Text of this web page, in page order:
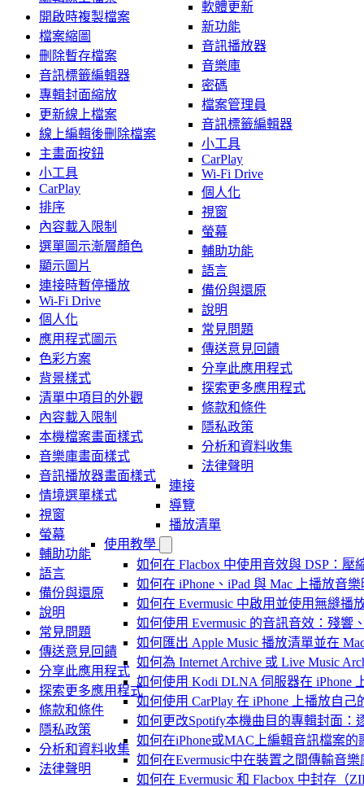
軟體更新
新功能
音訊播放器
音樂庫
密碼
檔案管理員
音訊標籤編輯器
小工具
CarPlay
Wi-Fi Drive
個人化
視窗
螢幕
輔助功能
語言
備份與還原
說明
常見問題
傳送意見回饋
分享此應用程式
探索更多應用程式
條款和條件
隱私政策
分析和資料收集
法律聲明
連接
導覽
播放清單
使用教學
如何在 Flacbox 中使用音效與 DSP：壓
如何在 iPhone、iPad 與 Mac 上播放音
如何在 Evermusic 中啟用並使用無縫播
如何使用 Evermusic 的音訊音效：殘
如何匯出 Apple Music 播放清單並在
如何為 Internet Archive 或 Live Music
如何使用 Kodi DLNA 伺服器在 iPhone
如何使用 CarPlay 在 iPhone 上播放自己
如何更改Spotify本機曲目的專輯封面：
如何在iPhone或MAC上編輯音訊檔案的
如何在Evermusic中在裝置之間傳輸音
如何在 Evermusic 和 Flacbox 中封存（
開啟時複製檔案
檔案縮圖
刪除暫存檔案
音訊標籤編輯器
專輯封面縮放
更新線上檔案
線上編輯後刪除檔案
主畫面按鈕
小工具
CarPlay
排序
內容載入限制
選單圖示漸層顏色
顯示圖片
連接時暫停播放
Wi-Fi Drive
個人化
應用程式圖示
色彩方案
背景樣式
清單中項目的外觀
內容載入限制
本機檔案畫面樣式
音樂庫畫面樣式
音訊播放器畫面樣式
情境選單樣式
視窗
螢幕
輔助功能
語言
備份與還原
說明
常見問題
傳送意見回饋
分享此應用程式
探索更多應用程式
條款和條件
隱私政策
分析和資料收集
法律聲明